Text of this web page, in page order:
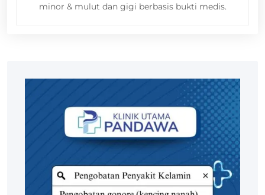
minor & mulut dan gigi berbasis bukti medis.